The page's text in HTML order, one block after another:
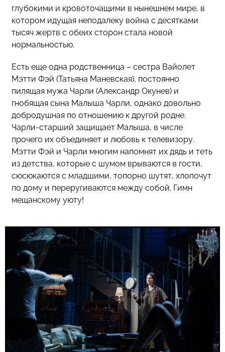
глубокими и кровоточащими в нынешнем мире, в
котором идущая неподалеку война с десятками
тысяч жертв с обеих сторон стала новой
нормальностью.
Есть еще одна родственница – сестра Вайолет
Мэтти Фэй (Татьяна Маневская), постоянно
пилящая мужа Чарли (Александр Окунев) и
гнобящая сына Малыша Чарли, однако довольно
добродушная по отношению к другой родне.
Чарли-старший защищает Малыша, в числе
прочего их объединяет и любовь к телевизору.
Мэтти Фэй и Чарли многим напомнят их дядь и теть
из детства, которые с шумом врываются в гости,
сюсюкаются с младшими, топорно шутят, хлопочут
по дому и переругиваются между собой. Гимн
мещанскому уюту!